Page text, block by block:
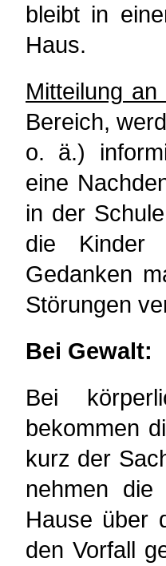
bleibt in
Haus.
Mitteilung
Bereich,
o. ä.)
eine
in der
die Kinder
Gedanken
Störungen
Bei Gewalt:
Bei
bekommen
kurz der
nehmen
Hause über
den Vorfall